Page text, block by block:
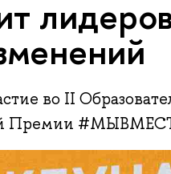
во II
Премии